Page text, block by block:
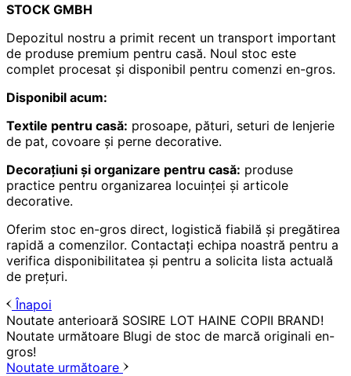
STOCK GMBH
Depozitul nostru a primit recent un transport important
de produse premium pentru casă. Noul stoc este
complet procesat și disponibil pentru comenzi en-gros.
Disponibil acum:
Textile pentru casă: prosoape, pături, seturi de lenjerie
de pat, covoare și perne decorative.
Decorațiuni și organizare pentru casă: produse
practice pentru organizarea locuinței și articole
decorative.
Oferim stoc en-gros direct, logistică fiabilă și pregătirea
rapidă a comenzilor. Contactați echipa noastră pentru a
verifica disponibilitatea și pentru a solicita lista actuală
de prețuri.
Înapoi
Noutate anterioară SOSIRE LOT HAINE COPII BRAND!
Noutate următoare Blugi de stoc de marcă originali en-
gros!
Noutate următoare